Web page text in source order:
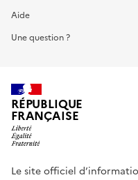
Aide
Une question ?
RÉPUBLIQUE
FRANÇAISE
Le site officiel